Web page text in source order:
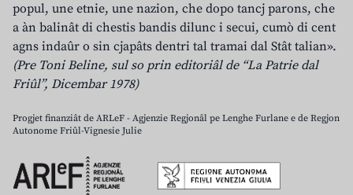
popul, une etnie, une nazion, che dopo tancj parons, che
a àn balinât di chestis bandis dilunc i secui, cumò di cent
agns indaûr o sin cjapâts dentri tal tramai dal Stât talian».
(Pre Toni Beline, sul so prin editoriâl de “La Patrie dal
Friûl”, Dicembar 1978)
Progjet finanziât de ARLeF - Agjenzie Regjonâl pe Lenghe Furlane e de Regjon
Autonome Friûl-Vignesie Julie